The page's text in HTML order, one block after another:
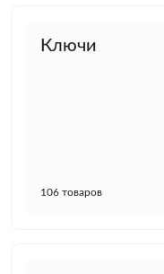
Ключи
106 товаров